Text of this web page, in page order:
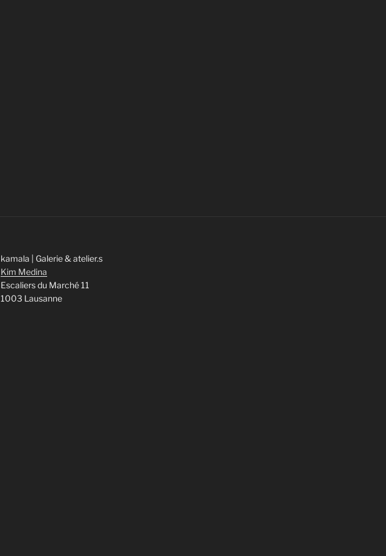
kamala | Galerie & atelier.s
Kim Medina
Escaliers du Marché 11
1003 Lausanne